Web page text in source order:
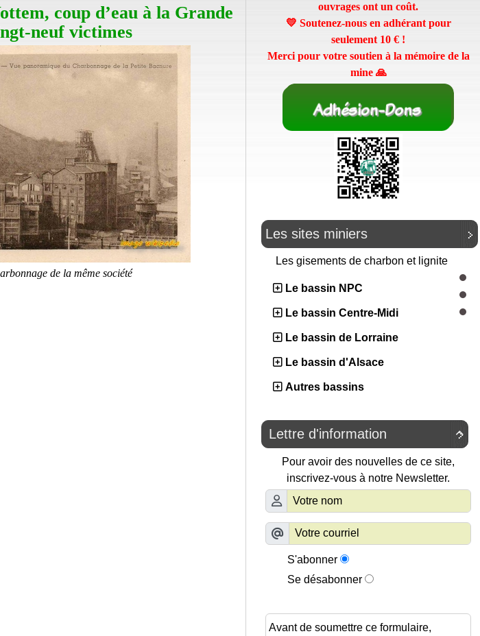
coup d’eau à la Grande
neuf victimes
de la même société
ouvrages ont un coût.
💛 Soutenez-nous en adhérant pour
seulement 10 € !
Merci pour votre soutien à la mémoire de la
mine 🙏
Les sites miniers
Les gisements de charbon et lignite
Le bassin NPC
Le bassin Centre-Midi
Le bassin de Lorraine
Le bassin d'Alsace
Autres bassins

Lettre d'information
Pour avoir des nouvelles de ce site,
inscrivez-vous à notre Newsletter.
S'abonner
Se désabonner
Avant de soumettre ce formulaire,